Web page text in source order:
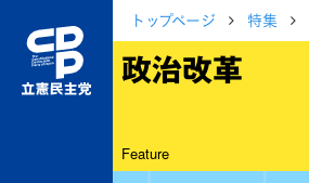
トップページ 特集
政治改革
Feature